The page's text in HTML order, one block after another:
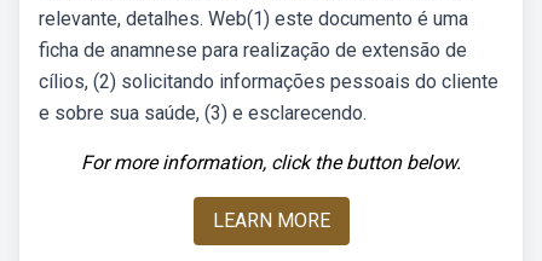
relevante, detalhes. Web(1) este documento é uma
ficha de anamnese para realização de extensão de
cílios, (2) solicitando informações pessoais do cliente
e sobre sua saúde, (3) e esclarecendo.
For more information, click the button below.
LEARN MORE